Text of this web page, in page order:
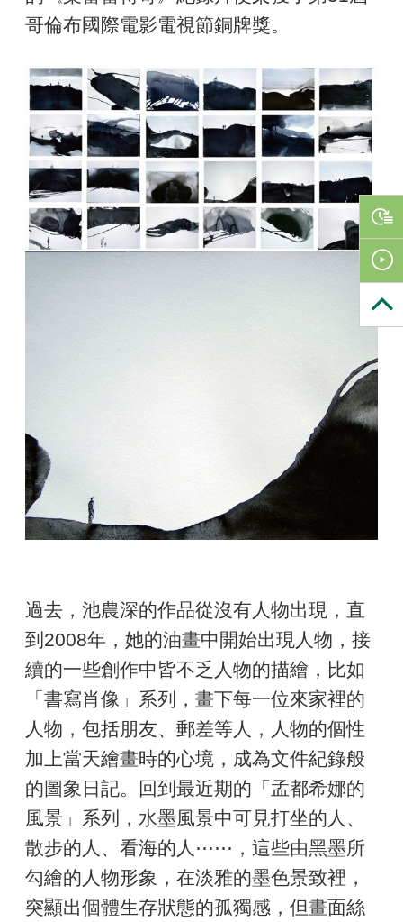
哥倫布國際電影電視節銅牌獎。
過去，池農深的作品從沒有人物出現，直
到2008年，她的油畫中開始出現人物，接
續的一些創作中皆不乏人物的描繪，比如
「書寫肖像」系列，畫下每一位來家裡的
人物，包括朋友、郵差等人，人物的個性
加上當天繪畫時的心境，成為文件紀錄般
的圖象日記。回到最近期的「孟都希娜的
風景」系列，水墨風景中可見打坐的人、
散步的人、看海的人⋯⋯，這些由黑墨所
勾繪的人物形象，在淡雅的墨色景致裡，
突顯出個體生存狀態的孤獨感，但畫面絲